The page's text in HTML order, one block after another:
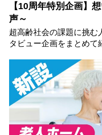
【10周年特別企画】
声～
超高齢社会の課題に挑む
タビュー企画をまとめて